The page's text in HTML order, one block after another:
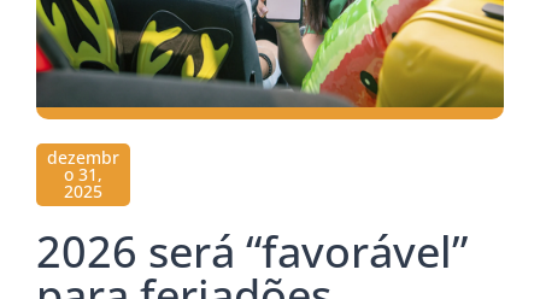
dezembr
o 31,
2025
2026 será “favorável”